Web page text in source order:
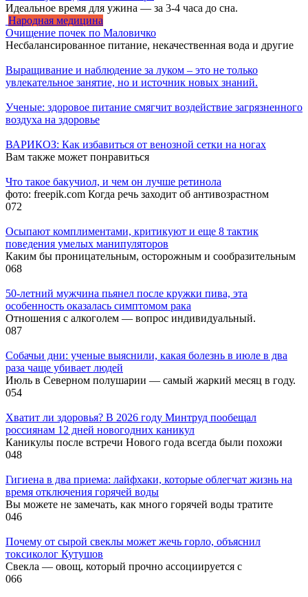
Идеальное время для ужина — за 3-4 часа до сна.
Народная медицина
Очищение почек по Маловичко
Несбалансированное питание, некачественная вода и другие
Выращивание и наблюдение за луком – это не только
увлекательное занятие, но и источник новых знаний.
Ученые: здоровое питание смягчит воздействие загрязненного
воздуха на здоровье
ВАРИКОЗ: Как избавиться от венозной сетки на ногах
Вам также может понравиться
Что такое бакучиол, и чем он лучше ретинола
фото: freepik.com Когда речь заходит об антивозрастном
072
Осыпают комплиментами, критикуют и еще 8 тактик
поведения умелых манипуляторов
Каким бы проницательным, осторожным и сообразительным
068
50-летний мужчина пьянел после кружки пива, эта
особенность оказалась симптомом рака
Отношения с алкоголем — вопрос индивидуальный.
087
Собачьи дни: ученые выяснили, какая болезнь в июле в два
раза чаще убивает людей
Июль в Северном полушарии — самый жаркий месяц в году.
054
Хватит ли здоровья? В 2026 году Минтруд пообещал
россиянам 12 дней новогодних каникул
Каникулы после встречи Нового года всегда были похожи
048
Гигиена в два приема: лайфхаки, которые облегчат жизнь на
время отключения горячей воды
Вы можете не замечать, как много горячей воды тратите
046
Почему от сырой свеклы может жечь горло, объяснил
токсиколог Кутушов
Свекла — овощ, который прочно ассоциируется с
066